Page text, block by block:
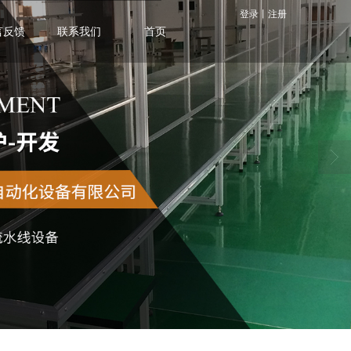
登录 丨 注册
反馈 联系我们 首页